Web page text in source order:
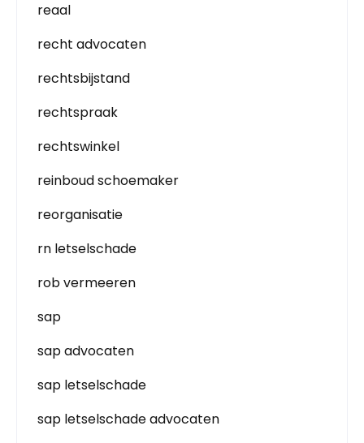
reaal
recht advocaten
rechtsbijstand
rechtspraak
rechtswinkel
reinboud schoemaker
reorganisatie
rn letselschade
rob vermeeren
sap
sap advocaten
sap letselschade
sap letselschade advocaten